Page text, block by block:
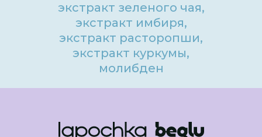
экстракт зеленого чая,
экстракт имбиря,
экстракт расторопши,
экстракт куркумы,
молибден